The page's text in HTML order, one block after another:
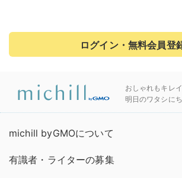
ログイン・無料会員登
おしゃれもキレイ
明日のワタシに
michill byGMOについて
有識者・ライターの募集